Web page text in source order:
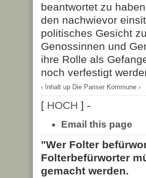
beantwortet zu
den nachwievor
politisches Gesicht
Genossinnen und
ihre Rolle als
noch verfestigt
‹ Inhalt up Die Pariser Kommune ›
[ HOCH ] -
Email this page
"Wer Folter
Folterbefürworter
gemacht werden.